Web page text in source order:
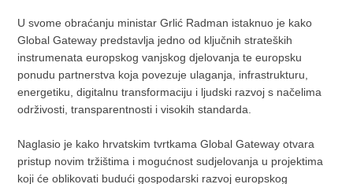
U svome obraćanju ministar Grlić Radman istaknuo je kako
Global Gateway predstavlja jedno od ključnih strateških
instrumenata europskog vanjskog djelovanja te europsku
ponudu partnerstva koja povezuje ulaganja, infrastrukturu,
energetiku, digitalnu transformaciju i ljudski razvoj s načelima
održivosti, transparentnosti i visokih standarda.
Naglasio je kako hrvatskim tvrtkama Global Gateway otvara
pristup novim tržištima i mogućnost sudjelovanja u projektima
koji će oblikovati budući gospodarski razvoj europskog